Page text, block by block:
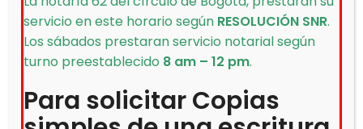
¿Qué establece la Ley de Timbres y
Estampillas en relación a los
impuestos que deben pagar
como letras de cambio y pagarés?
servicio en este horario según RESOLUCIÓN SNR.
Los sábados prestaran servicio notarial según
turno preestablecido 8 am – 12 pm.
Para solicitar Copias